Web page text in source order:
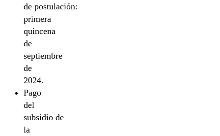
de postulación:
primera
quincena
de
septiembre
de
2024.
Pago
del
subsidio de
la